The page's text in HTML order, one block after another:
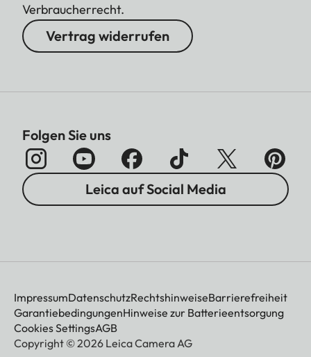
Verbraucherrecht.
Vertrag widerrufen
Folgen Sie uns
Leica auf Social Media
ImpressumDatenschutzRechtshinweiseBarrierefreiheit
GarantiebedingungenHinweise zur Batterieentsorgung
Cookies SettingsAGB
Copyright © 2026 Leica Camera AG